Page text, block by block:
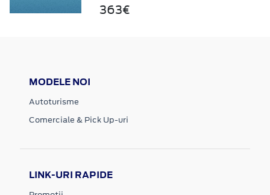
363€
MODELE NOI
Autoturisme
Comerciale & Pick Up-uri
LINK-URI RAPIDE